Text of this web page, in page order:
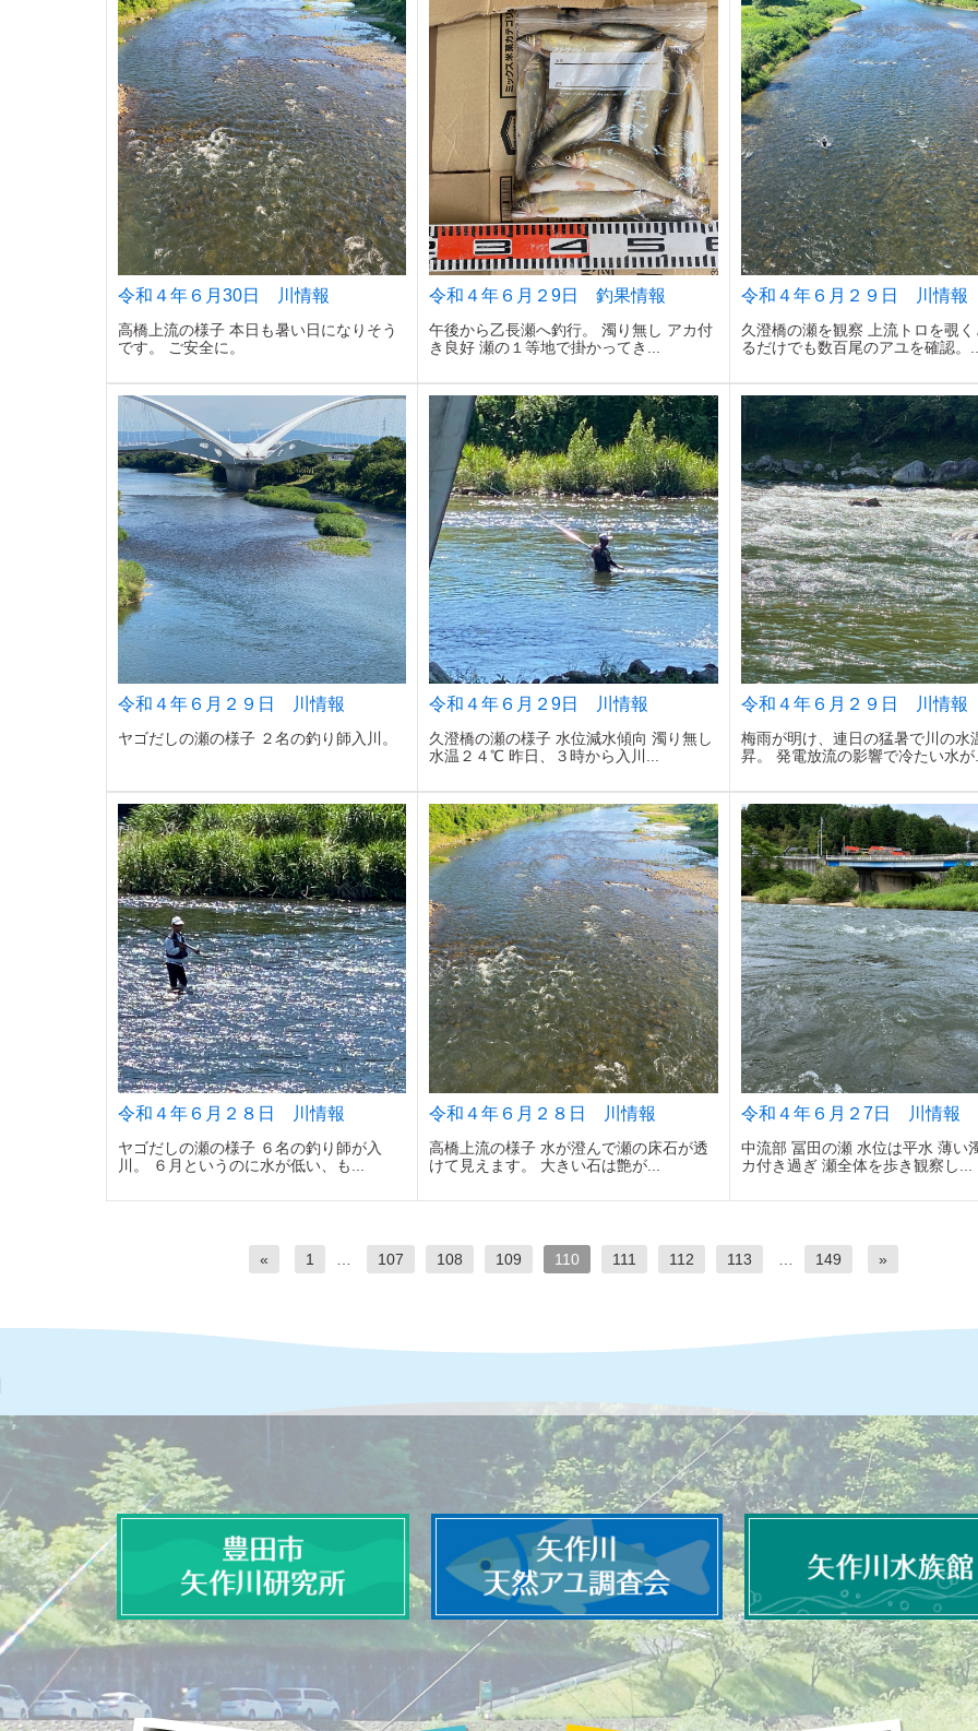
令和４年６月30日 川情報
高橋上流の様子 本日も暑い日になりそう
です。 ご安全に。
令和４年６月２9日 釣果情報
午後から乙長瀬へ釣行。 濁り無し アカ付
き良好 瀬の１等地で掛かってき...
令和４年６月２９日 川情報
久澄橋の瀬を観察 上流トロを覗
るだけでも数百尾のアユを確認。
令和４年６月２９日 川情報
ヤゴだしの瀬の様子 ２名の釣り師入川。
令和４年６月２9日 川情報
久澄橋の瀬の様子 水位減水傾向 濁り無し
水温２４℃ 昨日、３時から入川...
令和４年６月２９日 川情報
梅雨が明け、連日の猛暑で川の水
昇。 発電放流の影響で冷たい水が
令和４年６月２８日 川情報
ヤゴだしの瀬の様子 ６名の釣り師が入
川。 ６月というのに水が低い、も...
令和４年６月２８日 川情報
高橋上流の様子 水が澄んで瀬の床石が透
けて見えます。 大きい石は艶が...
令和４年６月２7日 川情報
中流部 冨田の瀬 水位は平水 薄い
カ付き過ぎ 瀬全体を歩き観察し...
« 1 107 108 109 110 111 112 113 149 »